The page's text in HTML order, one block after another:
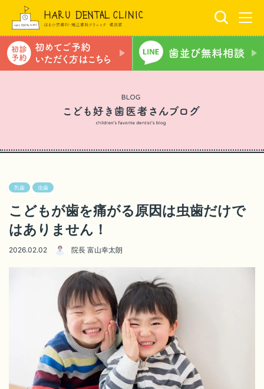
乳歯 虫歯
こどもが歯を痛がる原因は虫歯だけで
はありません！
2026.02.02 院長 富山幸太朗